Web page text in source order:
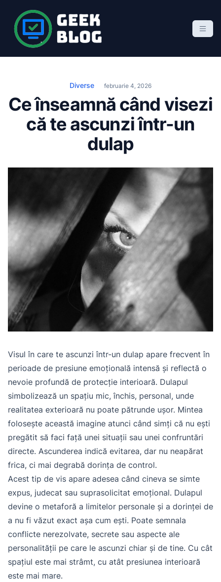
t Geek Blog
blog de marketing online
Diverse februarie 4, 2026
Ce înseamnă când visezi
că te ascunzi într-un
dulap
Visul în care te ascunzi într-un dulap apare frecvent în
perioade de presiune emoțională intensă și reflectă o
nevoie profundă de protecție interioară. Dulapul
simbolizează un spațiu mic, închis, personal, unde
realitatea exterioară nu poate pătrunde ușor. Mintea
folosește această imagine atunci când simți că nu ești
pregătit să faci față unei situații sau unei confruntări
directe. Ascunderea indică evitarea, dar nu neapărat
frica, ci mai degrabă dorința de control.
Acest tip de vis apare adesea când cineva se simte
expus, judecat sau suprasolicitat emoțional. Dulapul
devine o metaforă a limitelor personale și a dorinței de
a nu fi văzut exact așa cum ești. Poate semnala
conflicte nerezolvate, secrete sau aspecte ale
personalității pe care le ascunzi chiar și de tine. Cu cât
spațiul este mai strâmt, cu atât presiunea interioară
este mai mare.